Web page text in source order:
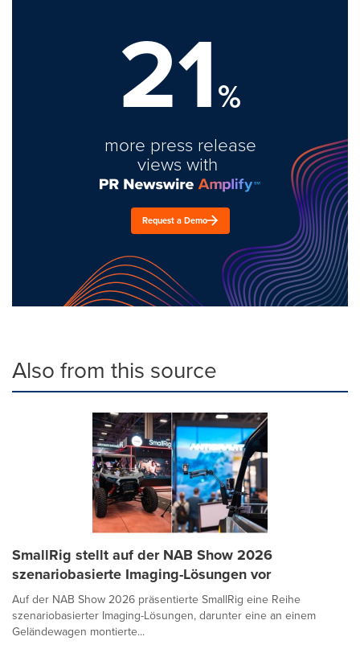
21%
more press release
views with
Request a Demo
Also from this source
SmallRig stellt auf der NAB Show 2026
szenariobasierte Imaging-Lösungen vor
Auf der NAB Show 2026 präsentierte SmallRig eine Reihe
szenariobasierter Imaging-Lösungen, darunter eine an einem
Geländewagen montierte...